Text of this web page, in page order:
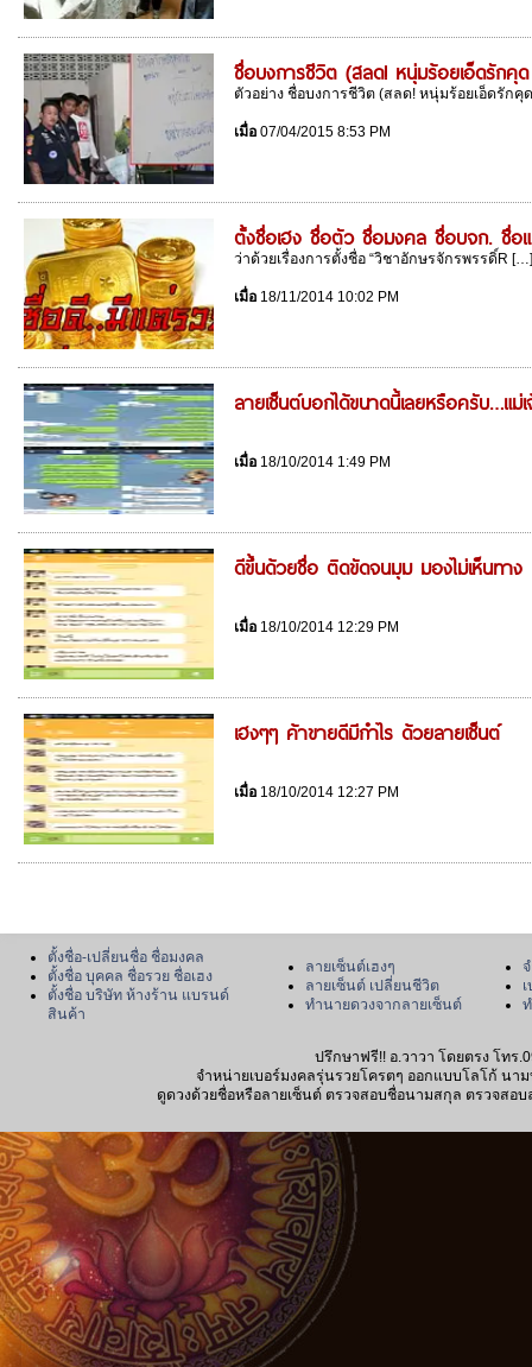
ชื่อบงการชีวิต (สลด! หนุ่มร้อยเอ็ดรักคุ
ตัวอย่าง ชื่อบงการชีวิต (สลด! หนุ่มร้อยเอ็ดรักคุ
เมื่อ07/04/2015 8:53 PM
ตั้งชื่อเฮง ชื่อตัว ชื่อมงคล ชื่อบจก. ชื่อ
ว่าด้วยเรื่องการตั้งชื่อ “วิชาอักษรจักรพรรดิ์R
เมื่อ18/11/2014 10:02 PM
ลายเซ็นต์บอกได้ขนาดนี้เลยหรือครับ…แม่เ
เมื่อ18/10/2014 1:49 PM
ดีขึ้นด้วยชื่อ ติดขัดจนมุม มองไม่เห็นทาง
เมื่อ18/10/2014 12:29 PM
เฮงๆๆ ค้าขายดีมีกำไร ด้วยลายเซ็นต์
เมื่อ18/10/2014 12:27 PM
ตั้งชื่อ-เปลี่ยนชื่อ ชื่อมงคล
ตั้งชื่อ บุคคล ชื่อรวย ชื่อเฮง
ตั้งชื่อ บริษัท ห้างร้าน แบรนด์
สินค้า
ลายเซ็นต์เฮงๆ
ลายเซ็นต์ เปลี่ยนชีวิต
ทำนายดวงจากลายเซ็นต์
ปรึกษาฟรี!! อ.วาวา โดยตรง โทร
จำหน่ายเบอร์มงคลรุ่นรวยโครตๆ ออกแบบโลโก้ นา
ดูดวงด้วยชื่อหรือลายเซ็นต์ ตรวจสอบชื่อนามสกุล ตรวจสอ